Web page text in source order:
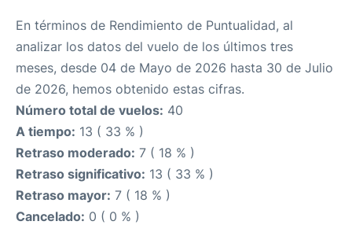
En términos de Rendimiento de Puntualidad, al
analizar los datos del vuelo de los últimos tres
meses, desde 04 de Mayo de 2026 hasta 30 de Julio
de 2026, hemos obtenido estas cifras.
Número total de vuelos: 40
A tiempo: 13 ( 33 % )
Retraso moderado: 7 ( 18 % )
Retraso significativo: 13 ( 33 % )
Retraso mayor: 7 ( 18 % )
Cancelado: 0 ( 0 % )